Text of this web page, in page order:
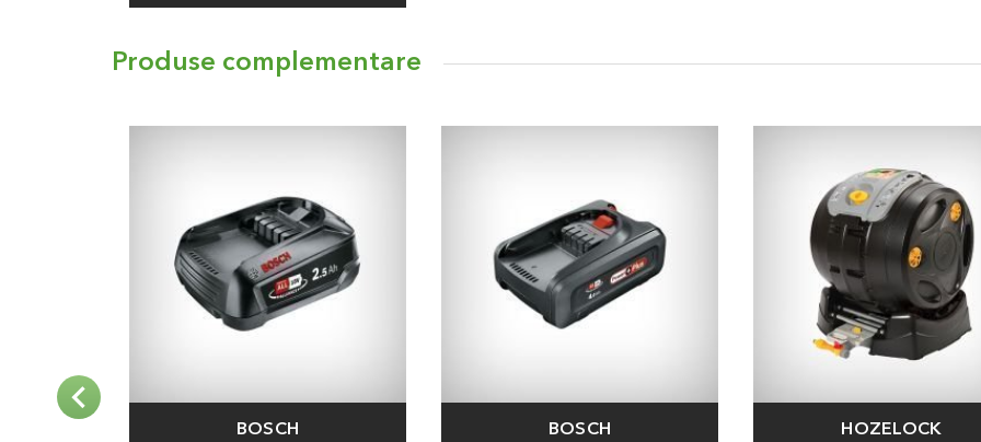
Produse complementare
BOSCH
BOSCH
HOZELOCK